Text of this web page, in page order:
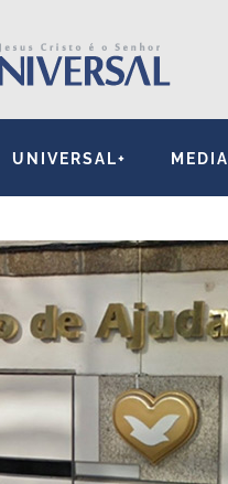
UNIVERSAL+ MEDIA